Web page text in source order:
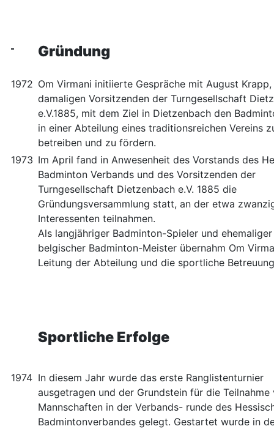
Gründung
1972 Om Virmani initiierte Gespräche mit August
damaligen Vorsitzenden der Turngesellschaft
e.V.1885, mit dem Ziel in Dietzenbach den
in einer Abteilung eines traditionsreichen Vereins
betreiben und zu fördern.
1973 Im April fand in Anwesenheit des Vorstands des
Badminton Verbands und des Vorsitzenden der
Turngesellschaft Dietzenbach e.V. 1885 die
Gründungsversammlung statt, an der etwa
Interessenten teilnahmen.
Als langjähriger Badminton-Spieler und ehemaliger
belgischer Badminton-Meister übernahm Om
Leitung der Abteilung und die sportliche
Sportliche Erfolge
1974 In diesem Jahr wurde das erste Ranglistenturnier
ausgetragen und der Grundstein für die Teilnahme
Mannschaften in der Verbands- runde des
Badmintonverbandes gelegt. Gestartet wurde in